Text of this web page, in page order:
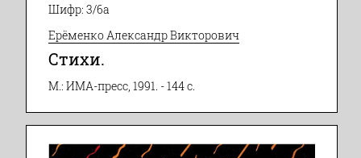
Шифр: 3/6а
Ерёменко Александр Викторович
Стихи.
М.: ИМА-пресс, 1991. - 144 с.